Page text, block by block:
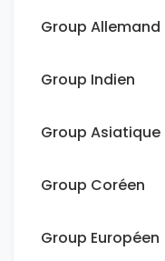
Group Allemand
Group Indien
Group Asiatique
Group Coréen
Group Européen